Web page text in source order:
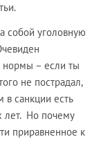
собой уголовную
нормы – если ты
не пострадал,
в санкции есть
лет. Но почему
приравненное к